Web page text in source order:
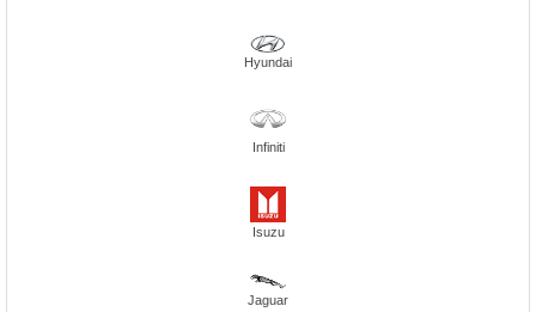
Hyundai
Infiniti
Isuzu
Jaguar